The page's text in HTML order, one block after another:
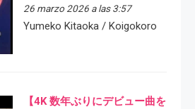
26 marzo 2026 a las 3:57
Yumeko Kitaoka / Koigokoro
【4K 数年ぶりにデビュー曲を